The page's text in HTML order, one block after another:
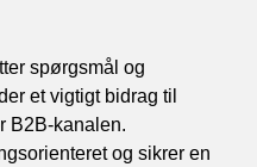
spørgsmål og
et vigtigt bidrag til
B2B-kanalen.
og sikrer en